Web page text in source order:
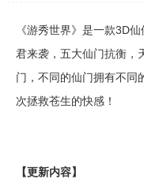
《游秀世界》是一款3D
君来袭，五大仙门抗衡，
门，不同的仙门拥有不同
次拯救苍生的快感！
【更新内容】